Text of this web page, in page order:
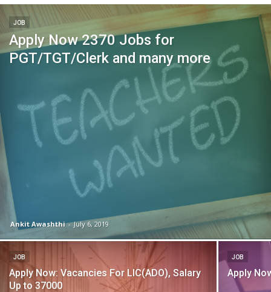
JOB
Apply Now 2370 Jobs for
PGT/TGT/Clerk and many more
Ankit Awashthi - July 6, 2019
JOB
Apply Now: Vacancies For LIC(ADO), Salary
Up to 37000
JOB
Apply